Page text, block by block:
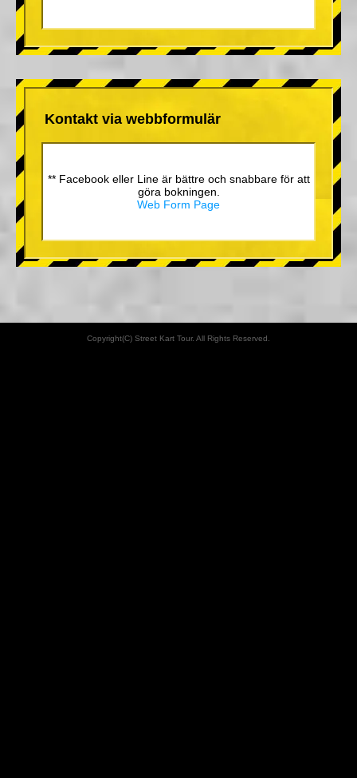
Kontakt via webbformulär
** Facebook eller Line är bättre och snabbare för att
göra bokningen.
Web Form Page
Copyright(C) Street Kart Tour. All Rights Reserved.